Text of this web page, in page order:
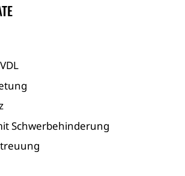
Schwerbehinderung